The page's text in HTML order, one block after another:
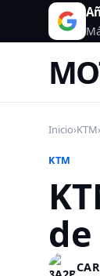
Inicio›KTM›
KTM